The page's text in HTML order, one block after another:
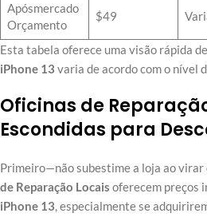
Apósmercado
Orçamento
$49
Esta tabela oferece uma visão rápida
iPhone 13 varia de acordo com o nível
Oficinas de
Escondidas para
Primeiro—não subestime a loja ao
de Reparação Locais oferecem preços
iPhone 13, especialmente se